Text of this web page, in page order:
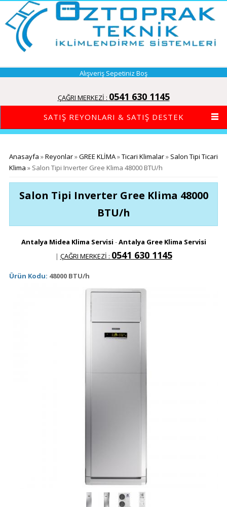
Alışveriş Sepetiniz Boş
ÇAĞRI MERKEZİ : 0541 630 1145
SATIŞ REYONLARI & SATIŞ DESTEK
Buradasınız
Anasayfa »Reyonlar»GREE KLİMA»Ticari Klimalar» Salon Tipi Ticari
Klima » Salon Tipi Inverter Gree Klima 48000 BTU/h
Salon Tipi Inverter Gree Klima 48000
BTU/h
Antalya Midea Klima Servisi -Antalya Gree Klima Servisi
| ÇAĞRI MERKEZİ : 0541 630 1145
Ürün Kodu: 48000 BTU/h